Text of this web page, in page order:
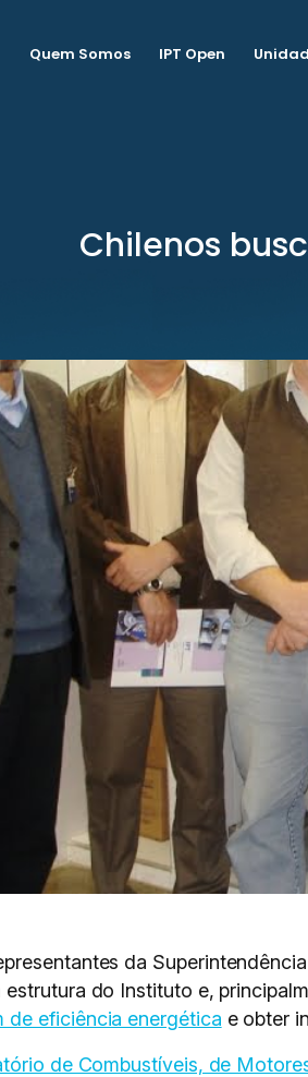
Quem Somos IPT Open
Chilenos
da
estrutura do Instituto e,
de eficiência energética e obter
de Combustíveis, de